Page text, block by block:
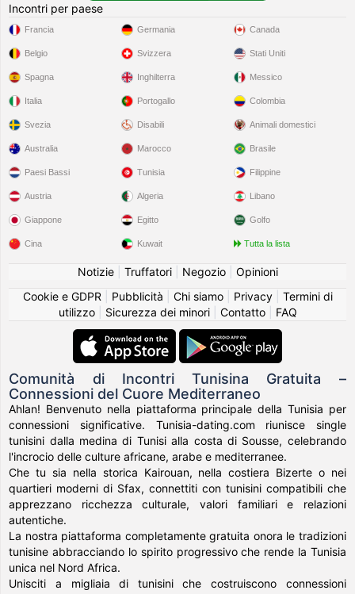
Incontri per paese
Francia
Belgio
Spagna
Italia
Svezia
Germania
Svizzera
Inghilterra
Portogallo
Disabili
Canada
Stati Uniti
Messico
Colombia
Animali domestici
Australia
Paesi Bassi
Austria
Giappone
Cina
Marocco
Tunisia
Algeria
Egitto
Kuwait
Brasile
Filippine
Libano
Golfo
Tutta la lista
Notizie| Truffatori| Negozio| Opinioni
Cookie e GDPR
Pubblicità Chi siamo| Privacy| Termini di
utilizzo| Sicurezza dei minori| Contatto| FAQ
Comunità di Incontri Tunisina Gratuita –
Connessioni del Cuore Mediterraneo
Ahlan! Benvenuto nella piattaforma principale della Tunisia per
connessioni significative. Tunisia-dating.com riunisce single
tunisini dalla medina di Tunisi alla costa di Sousse, celebrando
l'incrocio delle culture africane, arabe e mediterranee.
Che tu sia nella storica Kairouan, nella costiera Bizerte o nei
quartieri moderni di Sfax, connettiti con tunisini compatibili che
apprezzano ricchezza culturale, valori familiari e relazioni
autentiche.
La nostra piattaforma completamente gratuita onora le tradizioni
tunisine abbracciando lo spirito progressivo che rende la Tunisia
unica nel Nord Africa.
Unisciti a migliaia di tunisini che costruiscono connessioni